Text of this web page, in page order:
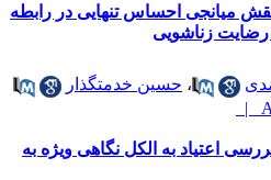
میانجی احساس تنهایی در رابطه
زناشویی
،حسین خدمتگذار
اعتیاد به الکل نگاهی ویژه به